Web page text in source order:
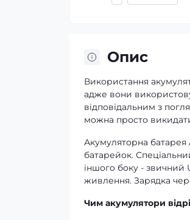
Опис
Використання
адже вони
відповідальним з
можна просто
Акумуляторна батарея
батарейок.
іншого боку - звичний
живлення. Зарядка
Чим акумулятори